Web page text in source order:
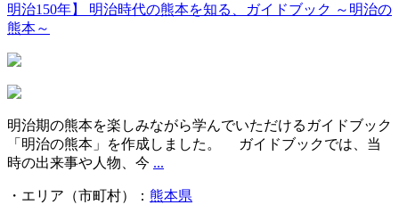
明治150年】 明治時代の熊本を知る、ガイドブック ～明治の
熊本～
明治期の熊本を楽しみながら学んでいただけるガイドブック
「明治の熊本」を作成しました。 ガイドブックでは、当
時の出来事や人物、今 ...
・エリア（市町村）： 熊本県